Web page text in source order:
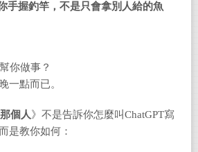
手握釣竿，不是只會拿別人給的魚
你做事？
一點而已。
個人》不是告訴你怎麼叫ChatGPT寫
是教你如何：